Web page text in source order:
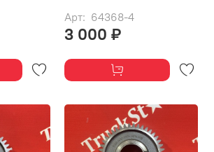
Арт: 64368-4
3 000 ₽